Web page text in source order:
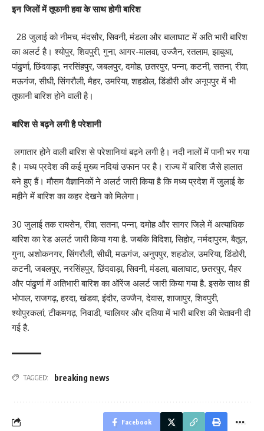
इन जिलों में तूफानी हवा के साथ होगी बारिश
28 जुलाई को नीमच, मंदसौर, सिवनी, मंडला और बालाघाट में अति भारी बारिश
का अलर्ट है। श्योपुर, शिवपुरी, गुना, आगर-मालवा, उज्जैन, रतलाम, झाबुआ,
पांढुर्णा, छिंदवाड़ा, नरसिंहपुर, जबलपुर, दमोह, छतरपुर, पन्ना, कटनी, सतना, रीवा,
मऊगंज, सीधी, सिंगरौली, मैहर, उमरिया, शहडोल, डिंडौरी और अनूपपुर में भी
तूफानी बारिश होने वाली है।
बारिश से बढ़ने लगी है परेशानी
लगातार होने वाली बारिश से परेशानियां बढ़ने लगी है। नदी नालों में पानी भर गया
है। मध्य प्रदेश की कई मुख्य नदियां उफान पर है। राज्य में बारिश जैसे हालात
बने हुए हैं। मौसम वैज्ञानिकों ने अलर्ट जारी किया है कि मध्य प्रदेश में जुलाई के
महीने में बारिश का कहर देखने को मिलेगा।
30 जुलाई तक रायसेन, रीवा, सतना, पन्ना, दमोह और सागर जिले में अत्याधिक
बारिश का रेड अलर्ट जारी किया गया है. जबकि विदिशा, सिहोर, नर्मदापुरम, बैतूल,
गुना, अशोकनगर, सिंगरौली, सीधी, मऊगंज, अनुपपुर, शहडोल, उमरिया, डिंडोरी,
कटनी, जबलपुर, नरसिंहपुर, छिंदवाड़ा, सिवनी, मंडला, बालाघाट, छतरपुर, मैहर
और पांढुर्णा में अतिभारी बारिश का ऑरेंज अलर्ट जारी किया गया है. इसके साथ ही
भोपाल, राजगढ़, हरदा, खंडवा, इंदौर, उज्जैन, देवास, शाजापुर, शिवपुरी,
श्योपुरकलां, टीकमगढ़, निवाडी, ग्वालियर और दतिया में भारी बारिश की चेतावनी दी
गई है.
TAGGED: breaking news
Facebook